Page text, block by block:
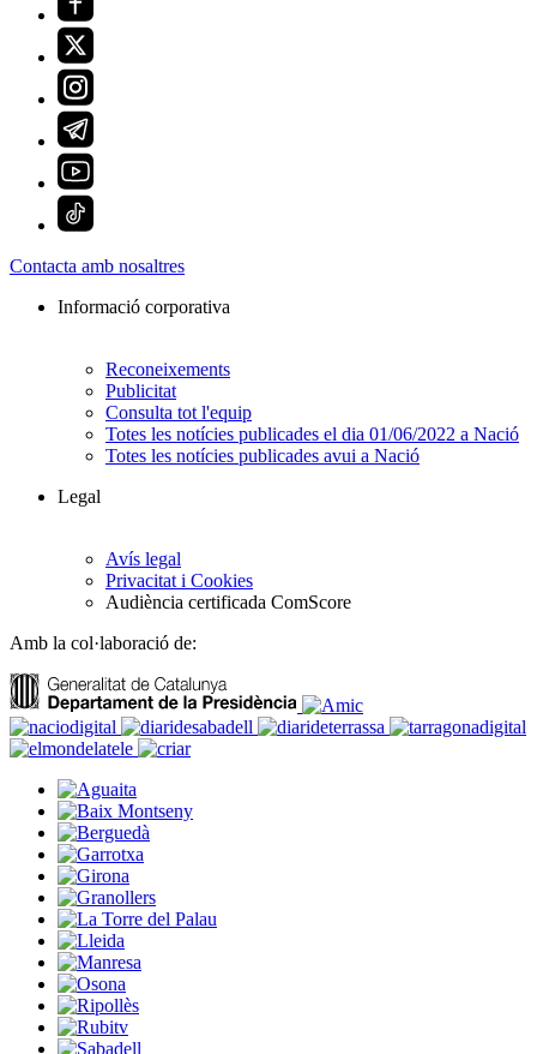
Contacta amb nosaltres
Informació corporativa
Reconeixements
Publicitat
Consulta tot l'equip
Totes les notícies publicades el dia 01/06/2022 a Nació
Totes les notícies publicades avui a Nació
Legal
Avís legal
Privacitat i Cookies
Audiència certificada ComScore
Amb la col·laboració de: